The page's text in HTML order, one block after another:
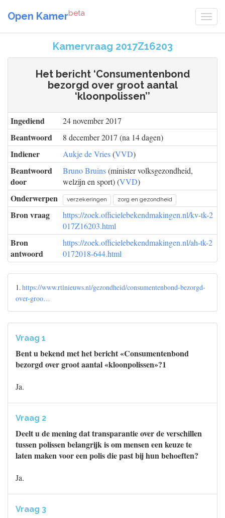
Open Kamerbeta
Kamervraag 2017Z16203
Het bericht ‘Consumentenbond
bezorgd over groot aantal
‘kloonpolissen’’
Ingediend 24 november 2017
Beantwoord 8 december 2017 (na 14 dagen)
Indiener Aukje de Vries(VVD)
Beantwoord
door
Bruno Bruins(minister volksgezondheid,
welzijn en sport) (VVD)
Onderwerpen verzekeringen zorg en gezondheid
Bron vraag
https://zoek.officielebekendmakingen.nl/kv-tk-2
017Z16203.html
Bron
antwoord
https://zoek.officielebekendmakingen.nl/ah-tk-2
0172018-644.html
1.https://www.rtlnieuws.nl/gezondheid/consumentenbond-bezorgd-
over-groo…
Vraag 1
Bent u bekend met het bericht «Consumentenbond
bezorgd over groot aantal «kloonpolissen»?1
Ja.
Vraag 2
Deelt u de mening dat transparantie over de verschillen
tussen polissen belangrijk is om mensen een keuze te
laten maken voor een polis die past bij hun behoeften?
Ja.
Vraag 3